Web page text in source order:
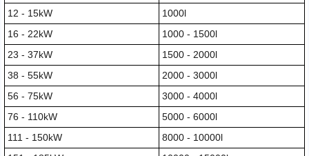
12 - 15kW
1000l
16 - 22kW
1000 - 1500l
23 - 37kW
1500 - 2000l
38 - 55kW
2000 - 3000l
56 - 75kW
3000 - 4000l
76 - 110kW
5000 - 6000l
111 - 150kW
8000 - 10000l